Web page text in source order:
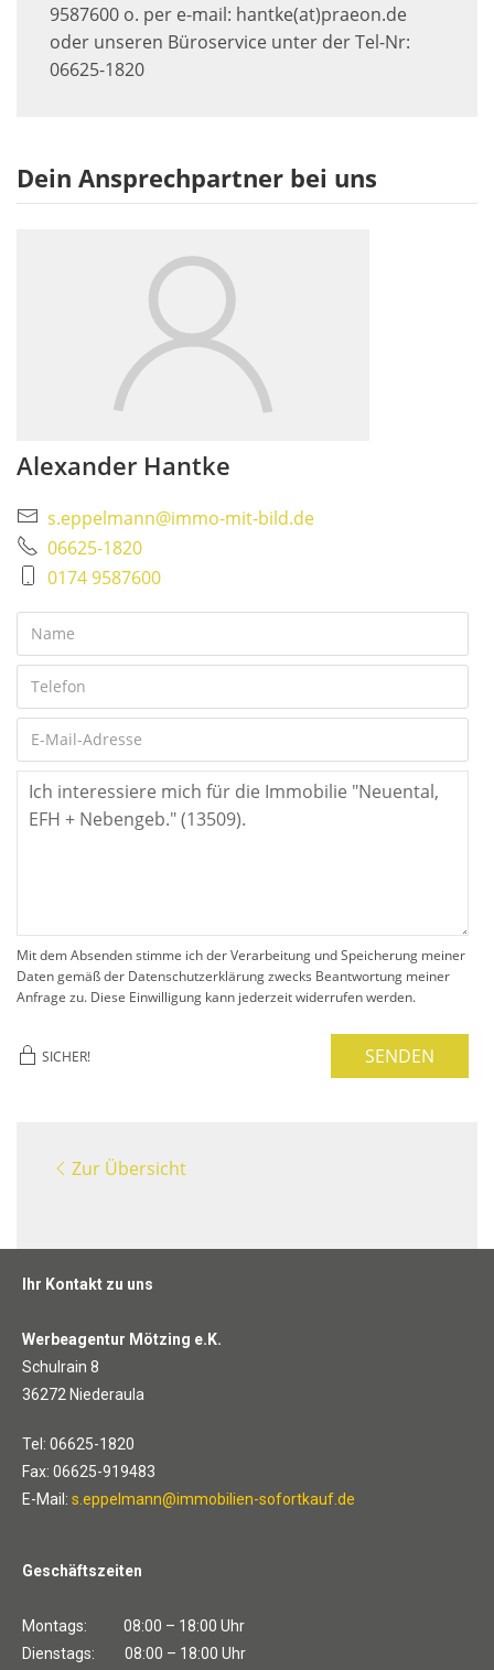
9587600 o. per e-mail: hantke(at)praeon.de
oder unseren Büroservice unter der Tel-Nr:
06625-1820
Dein Ansprechpartner bei uns
Alexander Hantke
s.eppelmann@immo-mit-bild.de
06625-1820
0174 9587600
Mit dem Absenden stimme ich der Verarbeitung und Speicherung meiner
Daten gemäß der Datenschutzerklärung zwecks Beantwortung meiner
Anfrage zu. Diese Einwilligung kann jederzeit widerrufen werden.
SICHER! SENDEN
Zur Übersicht
Ihr Kontakt zu uns
Werbeagentur Mötzing e.K.
Schulrain 8
36272 Niederaula
Tel: 06625-1820
Fax: 06625-919483
E-Mail: s.eppelmann@immobilien-sofortkauf.de
Geschäftszeiten
Montags: 08:00 – 18:00 Uhr
Dienstags: 08:00 – 18:00 Uhr